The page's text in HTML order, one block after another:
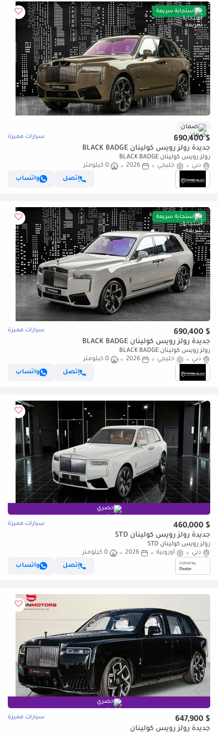
استجابة سريعة
ضمان
$ 690,400 سيارات مميزة
جديدة رولز رويس كولينان BLACK BADGE
رولز رويس كولينان BLACK BADGE
دبي
خليجي 2026
0 كيلومتر
إتصل
واتساب
استجابة سريعة
$ 690,400 سيارات مميزة
جديدة رولز رويس كولينان BLACK BADGE
رولز رويس كولينان BLACK BADGE
دبي
خليجي 2026
0 كيلومتر
إتصل
واتساب
حصري
$ 460,000 سيارات مميزة
جديدة رولز رويس كولينان STD
رولز رويس كولينان STD
دبي
أوروبية 2026
0 كيلومتر
إتصل
واتساب
حصري
$ 647,900 سيارات مميزة
جديدة رولز رويس كولينان